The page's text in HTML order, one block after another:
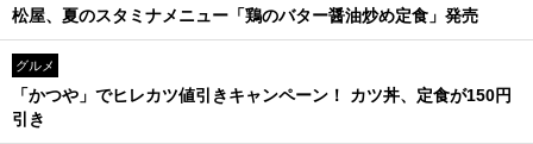
松屋、夏のスタミナメニュー「鶏のバター醤油炒め定食」発売
グルメ
「かつや」でヒレカツ値引きキャンペーン！ カツ丼、定食が150円
引き